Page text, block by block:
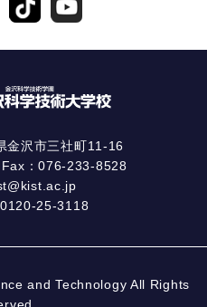
金沢市三社町11-16
Fax：076-233-8528
0120-25-3118
and Technology All Rights